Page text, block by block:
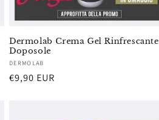
Dermolab Crema Gel Rinfrescante
Doposole
Fornitore:
DERMOLAB
Prezzo
€9,90 EUR